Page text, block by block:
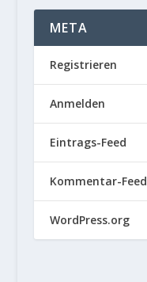
META
Registrieren
Anmelden
Eintrags-Feed
Kommentar-Feed
WordPress.org